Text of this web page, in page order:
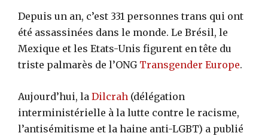
Depuis un an, c’est 331 personnes trans qui ont
été assassinées dans le monde. Le Brésil, le
Mexique et les Etats-Unis figurent en tête du
triste palmarès de l’ONG Transgender Europe.
Aujourd’hui, la Dilcrah (délégation
interministérielle à la lutte contre le racisme,
l’antisémitisme et la haine anti-LGBT) a publié